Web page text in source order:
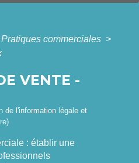
Pratiques commerciales >
VENTE -
de l'information légale et
: établir une